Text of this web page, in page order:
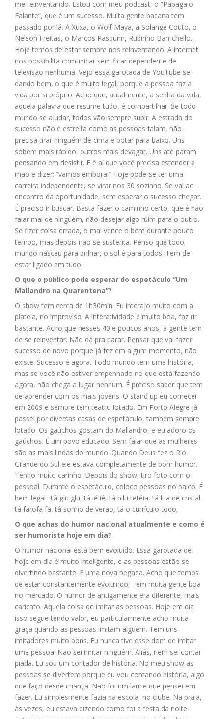
me reinventando. Estou com meu podcast, o “Papagaio
Falante”, que é um sucesso. Muita gente bacana tem
passado por lá. A Xuxa, o Wolf Maya, a Solange Couto, o
Nelson Freitas, o Marcos Pasquim, Rubinho Barrichello…
Hoje temos de estar sempre nos reinventando. A internet
nos possibilita comunicar sem ficar dependente de
televisão nenhuma. Vejo essa garotada de YouTube se
dando bem, o que é muito legal, porque a pessoa faz a
vida por si próprio. Acho que, atualmente, a senha da vida,
aquela palavra que resume tudo, é compartilhar. Se todo
mundo se ajudar, todos vão sempre subir. A estrada do
sucesso não é estreita como as pessoas falam, não
precisa tirar ninguém de cima e botar para baixo. Uns
sobem mais rápido, outros mais devagar. Uns até param
pensando em desistir. E é aí que você precisa estender a
mão e dizer: “vamos embora!” Hoje pode-se ter uma
carreira independente, se virar nos 30 sozinho. Se vai ao
encontro da oportunidade, sem esperar o sucesso chegar.
É preciso ir buscar. Basta fazer o caminho certo, que é não
falar mal de ninguém, não desejar algo ruim para o outro.
Se fizer coisa errada, o mal vence o bem durante pouco
tempo, mas depois não se sustenta. Penso que todo
mundo nasceu para brilhar, o sol é para todos. Tem de
estar ligado em tudo.
O que o público pode esperar do espetáculo “Um
Mallandro na Quarentena”?
O show tem cerca de 1h30min. Eu interajo muito com a
plateia, no improviso. A interatividade é muito boa, faz rir
bastante. Acho que nesses 40 e poucos anos, a gente tem
de se reinventar. Não dá pra parar. Pensar que vai fazer
sucesso de novo porque já fez em algum momento, não
existe. Sucesso é agora. Todo mundo tem uma história,
mas se você não estiver empenhado no que está fazendo
agora, não chega a lugar nenhum. É preciso saber que tem
de aprender com os mais jovens. O stand up eu comecei
em 2009 e sempre tem teatro lotado. Em Porto Alegre já
passei por diversas casas de espetáculo, também sempre
lotado. Os gaúchos gostam do Mallandro, e eu adoro os
gaúchos. É um povo educado. Sem falar que as mulheres
são as mais lindas do mundo. Quando Deus fez o Rio
Grande do Sul ele estava completamente de bom humor.
Tenho muito carinho. Depois do show, tiro foto com o
pessoal. Durante o espetáculo, coloco pessoas no palco. É
bem legal. Tá glu glu, tá ié ié, tá bilu tetéia, tá lua de cristal,
tá farofa fa, tá sonho de verão, tá o currículo todo.
O que achas do humor nacional atualmente e como é
ser humorista hoje em dia?
O humor nacional está bem evoluído. Essa garotada de
hoje em dia é muito inteligente, e as pessoas estão se
divertindo bastante. É uma nova pegada. Acho que temos
de estar constantemente evoluindo. Tem muita gente boa
no mercado. O humor de antigamente era diferente, mais
caricato. Aquela coisa de imitar as pessoas. Hoje em dia
isso segue tendo valor, eu particularmente acho muita
graça quando as pessoas imitam alguém. Tem uns
imitadores muito bons. Eu nunca tive esse dom de imitar
uma pessoa. Não sei imitar ninguém. Aliás, nem sei contar
piada. Eu sou um contador de história. No meu show as
pessoas se divertem porque eu vou contando história, algo
que faço desde criança. Não foi um lance que pensei em
fazer. Eu simplesmente fazia na escola, no clube. Na praia,
às vezes, eu estava dizendo como foi a festa da noite